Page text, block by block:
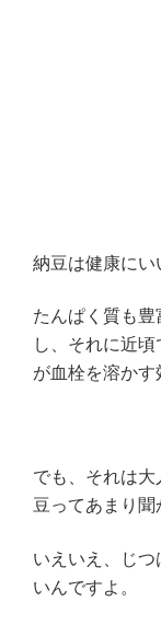
納豆は健康に
たんぱく質も豊
し、それに近
が血栓を溶かす
でも、それは
豆ってあまり
いえいえ、じ
いんですよ。